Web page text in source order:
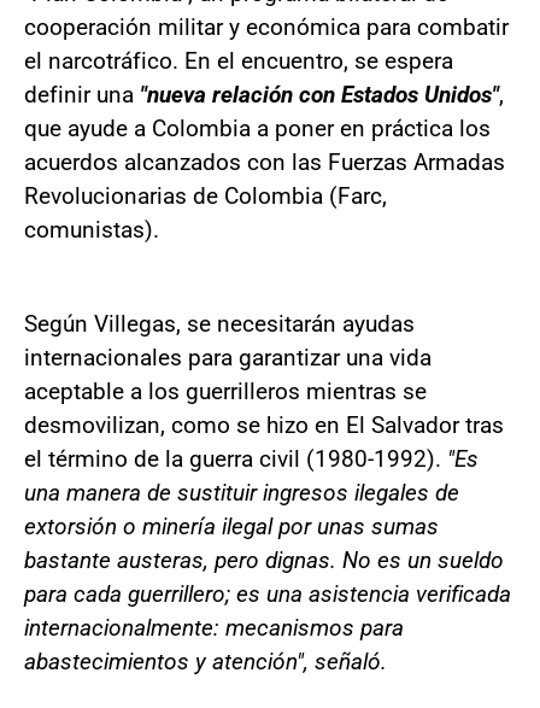
cooperación militar y económica para combatir
el narcotráfico. En el encuentro, se espera
definir una "nueva relación con Estados Unidos",
que ayude a Colombia a poner en práctica los
acuerdos alcanzados con las Fuerzas Armadas
Revolucionarias de Colombia (Farc,
comunistas).
Según Villegas, se necesitarán ayudas
internacionales para garantizar una vida
aceptable a los guerrilleros mientras se
desmovilizan, como se hizo en El Salvador tras
el término de la guerra civil (1980-1992). "Es
una manera de sustituir ingresos ilegales de
extorsión o minería ilegal por unas sumas
bastante austeras, pero dignas. No es un sueldo
para cada guerrillero; es una asistencia verificada
internacionalmente: mecanismos para
abastecimientos y atención", señaló.